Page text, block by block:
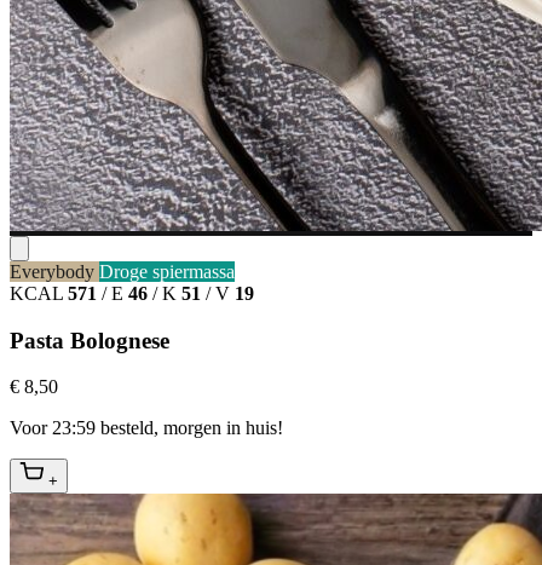
Everybody Droge spiermassa
KCAL 571 / E 46 / K 51 / V 19
Pasta Bolognese
€ 8,50
Voor 23:59 besteld, morgen in huis!
+